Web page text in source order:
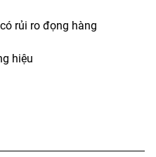
rủi ro đọng hàng
hiệu